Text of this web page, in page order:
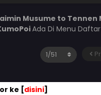
Musume to Tennen
Ada Di Menu
ke [disini]